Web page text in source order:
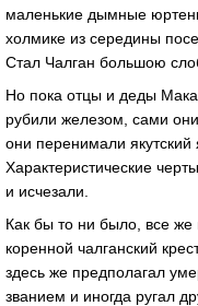
маленькие дымные
холмике из середины
Стал Чалган большою
Но пока отцы и деды
рубили железом, сами
они перенимали якутский
Характеристические
и исчезали.
Как бы то ни было, все
коренной чалганский
здесь же предполагал
званием и иногда ругал